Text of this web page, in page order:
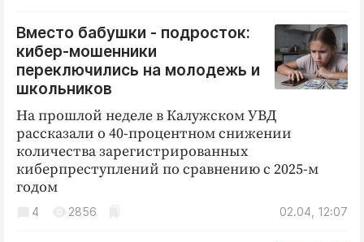
Вместо бабушки - подросток:
кибер-мошенники
переключились на молодежь и
школьников
На прошлой неделе в Калужском УВД
рассказали о 40-процентном снижении
количества зарегистрированных
киберпреступлений по сравнению с 2025-м
годом
02.04, 12:07
4 2856